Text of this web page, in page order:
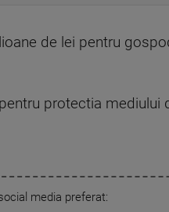
de lei pentru
protectia mediului
media preferat: